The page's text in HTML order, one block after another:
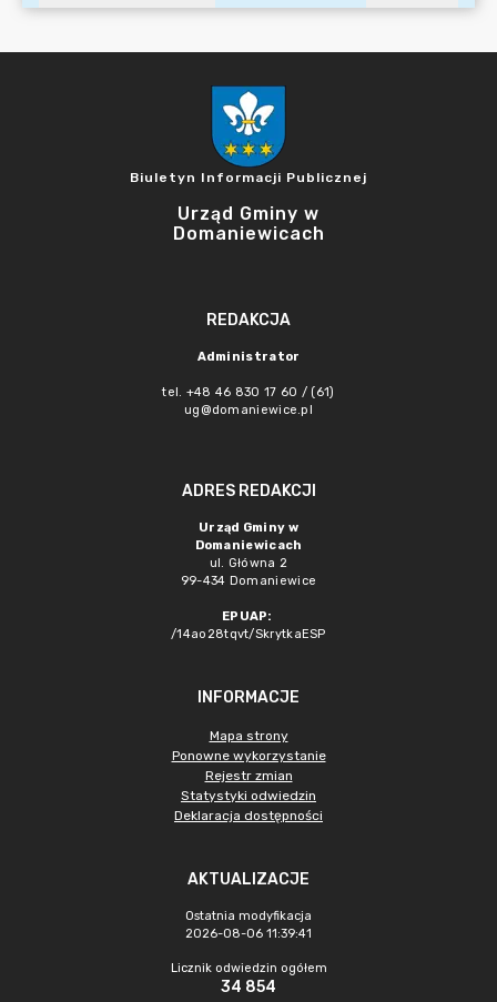
Biuletyn Informacji Publicznej
Urząd Gminy w
Domaniewicach
REDAKCJA
Administrator
tel. +48 46 830 17 60 / (61)
ug@domaniewice.pl
ADRES REDAKCJI
Urząd Gminy w
Domaniewicach
ul. Główna 2
99-434 Domaniewice
EPUAP:
/14ao28tqvt/SkrytkaESP
INFORMACJE
Mapa strony
Ponowne wykorzystanie
Rejestr zmian
Statystyki odwiedzin
Deklaracja dostępności
AKTUALIZACJE
Ostatnia modyfikacja
2026-08-06 11:39:41
Licznik odwiedzin ogółem
34 854